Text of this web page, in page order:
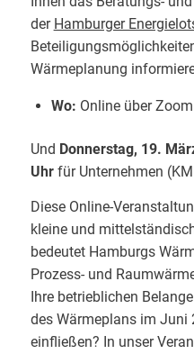
der Hamburger
Wärmeplanung
Wo: Online über Zoom
Und Donnerstag, 19.
Uhrfür Unternehmen
Diese Online-
kleine und
bedeutet Hamburgs
Prozess- und
Ihre betrieblichen
des Wärmeplans im Juni
einfließen? In unser